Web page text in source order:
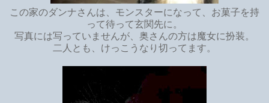
この家のダンナさんは、モンスターになって、お菓子を持
って待って玄関先に。
写真には写っていませんが、奥さんの方は魔女に扮装。
二人とも、けっこうなり切ってます。